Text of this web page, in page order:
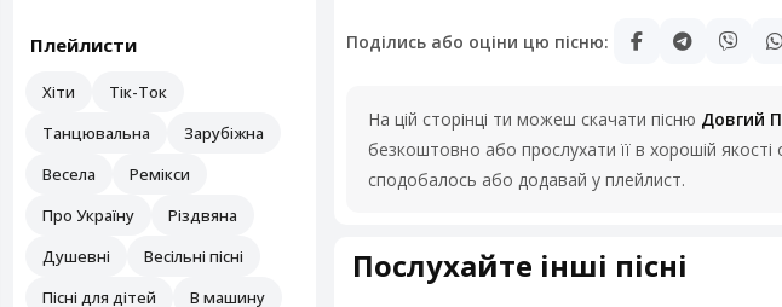
Плейлисти
Хіти
Тік-Ток
Танцювальна
Зарубіжна
Весела
Ремікси
Про Україну
Різдвяна
Душевні
Весільні пісні
Пісні для дітей
В машину
Поділись або оціни цю пісню:
На цій сторінці ти можеш скачати пісню Довгий
безкоштовно або прослухати її в хорошій
сподобалось або додавай у плейлист.
Послухайте інші пісні